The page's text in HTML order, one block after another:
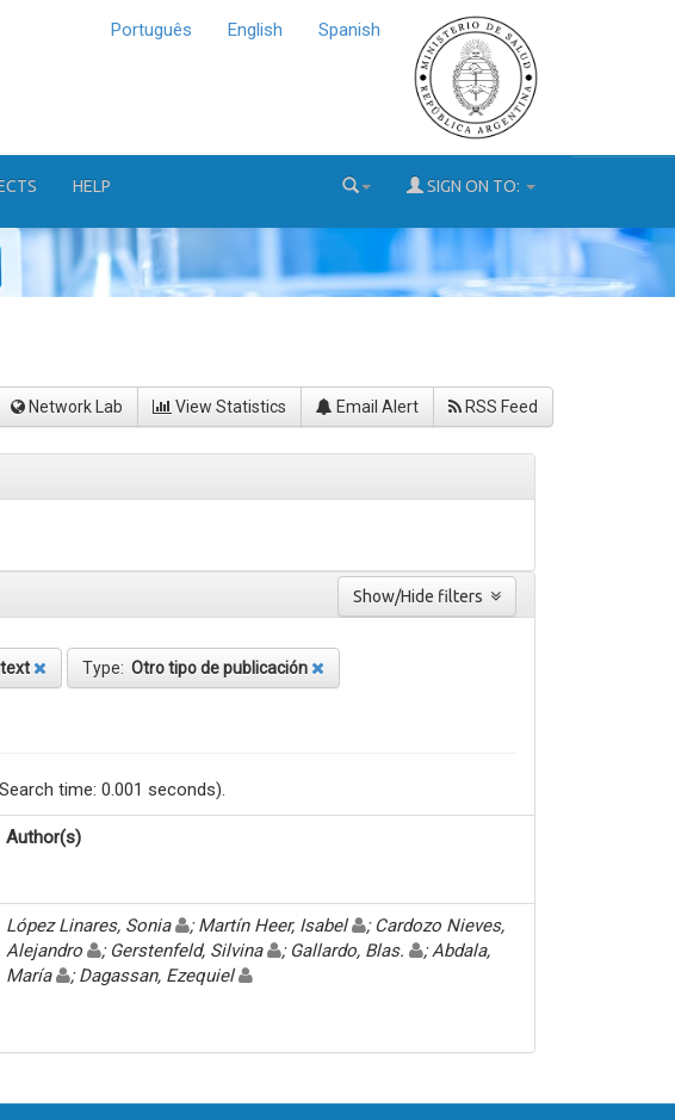
Português English Spanish
HELP SIGN ON TO:
Network Lab View Statistics Email Alert RSS Feed
Type: Otro tipo de publicación
time: 0.001 seconds).
Author(s)
López Linares, Sonia ; Martín Heer, Isabel
; Cardozo Nieves,
Alejandro
; Gerstenfeld, Silvina ; Gallardo, Blas.
; Abdala,
María
; Dagassan, Ezequiel